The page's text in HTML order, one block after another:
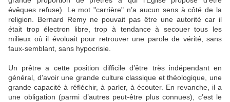
évêques refuse). Le mot "carrière" n’a aucun sens à côté de la
religion. Bernard Remy ne pouvait pas être une autorité car il
était trop électron libre, trop à tendance à secouer tous les
milieux où il évoluait pour retrouver une parole de vérité, sans
faux-semblant, sans hypocrisie.
Un prêtre a cette position difficile d’être très indépendant en
général, d’avoir une grande culture classique et théologique, une
grande capacité à réfléchir, à parler, à écouter. En revanche, il a
une obligation (parmi d’autres peut-être plus connues), c’est le